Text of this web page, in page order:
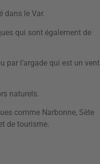
dans le Var.
qui sont également de
par l’argade qui est un vent
naturels.
comme Narbonne, Sète
de tourisme.